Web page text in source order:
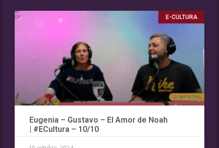
E-CULTURA
Eugenia – Gustavo – El Amor de Noah
| #ECultura – 10/10